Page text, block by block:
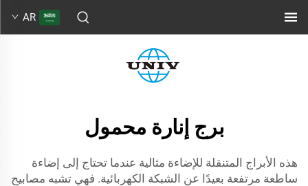
AR
برج إنارة محمول
هذه الأبراج المتنقلة للإضاءة مثالية عندما تحتاج إلى إضاءة
ساطعة مرتفعة بعيدًا عن الشبكة الكهربائية. فهي تشبه مصابيح